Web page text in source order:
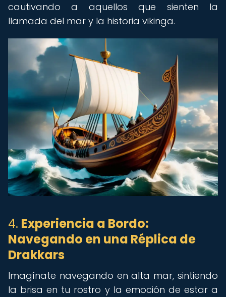
cautivando a aquellos que sienten la
llamada del mar y la historia vikinga.
4. Experiencia a Bordo:
Navegando en una Réplica de
Drakkars
Imagínate navegando en alta mar, sintiendo
la brisa en tu rostro y la emoción de estar a